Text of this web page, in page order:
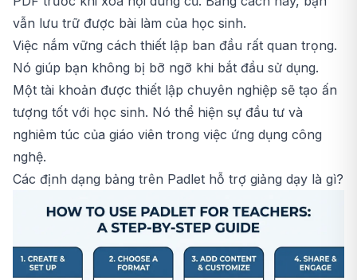
vẫn lưu trữ được bài làm của học sinh.
Việc nắm vững cách thiết lập ban đầu rất quan trọng.
Nó giúp bạn không bị bỡ ngỡ khi bắt đầu sử dụng.
Một tài khoản được thiết lập chuyên nghiệp sẽ tạo ấn
tượng tốt với học sinh. Nó thể hiện sự đầu tư và
nghiêm túc của giáo viên trong việc ứng dụng công
nghệ.
Các định dạng bảng trên Padlet hỗ trợ giảng dạy là gì?